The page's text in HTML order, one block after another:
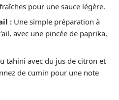
pour une sauce légère.
: Une simple préparation à
avec une pincée de paprika,
tahini avec du jus de citron et
de cumin pour une note